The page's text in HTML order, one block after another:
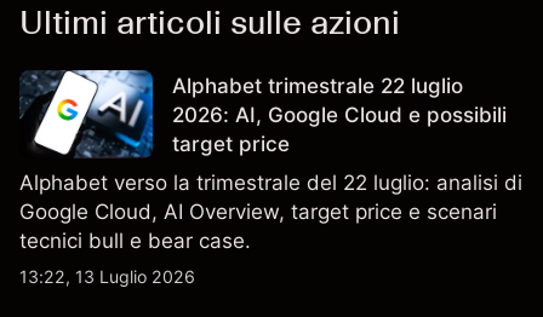
Ultimi articoli sulle azioni
Alphabet trimestrale 22 luglio
2026: AI, Google Cloud e possibili
target price
Alphabet verso la trimestrale del 22 luglio: analisi di
Google Cloud, AI Overview, target price e scenari
tecnici bull e bear case.
13:22, 13 Luglio 2026